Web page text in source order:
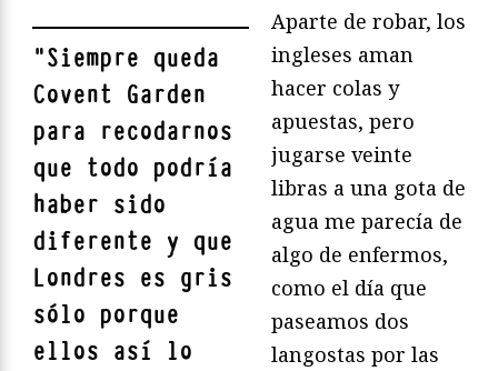
"Siempre queda
Covent Garden
para recodarnos
que todo podría
haber sido
diferente y que
Londres es gris
sólo porque
ellos así lo
Aparte de robar, los
ingleses aman
hacer colas y
apuestas, pero
jugarse veinte
libras a una gota de
agua me parecía de
algo de enfermos,
como el día que
paseamos dos
langostas por las